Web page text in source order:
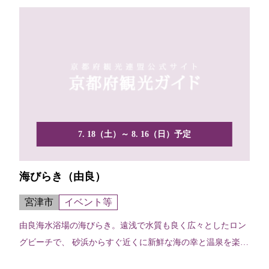
7. 18（土）～ 8. 16（日）予定
海びらき（由良）
宮津市 イベント等
由良海水浴場の海びらき。遠浅で水質も良く広々としたロン
グビーチで、 砂浜からすぐ近くに新鮮な海の幸と温泉を楽し